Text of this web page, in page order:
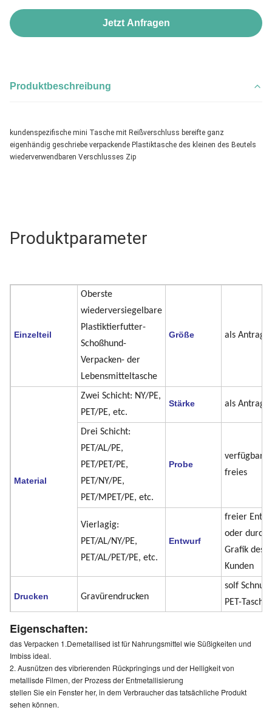
Jetzt Anfragen
Produktbeschreibung
kundenspezifische mini Tasche mit Reißverschluss bereifte ganz
eigenhändig geschriebe verpackende Plastiktasche des kleinen des Beutels
wiederverwendbaren Verschlusses Zip
Produktparameter
Einzelteil
Oberste
wiederversiegelbare
Plastiktierfutter-
Schoßhund-
Verpacken- der
Lebensmitteltasche
Größe als Antrag
Material
Zwei Schicht: NY/PE,
PET/PE, etc.
Stärke als Antrag
Drei Schicht:
PET/AL/PE,
PET/PET/PE,
PET/NY/PE,
PET/MPET/PE, etc.
Probe
verfügbar
freies
Vierlagig:
PET/AL/NY/PE,
PET/AL/PET/PE, etc.
Entwurf
freier
oder durch
Grafik des
Kunden
Drucken Gravürendrucken
solf Schnur
PET-Tasche
+ hölzern
Anwendung
Süßigkeiten u.
Imbiss
Eigenschaften:
das Verpacken 1.Demetallised ist für Nahrungsmittel wie Süßigkeiten und
Imbiss ideal.
2. Ausnützen des vibrierenden Rückpringings und der Helligkeit von
metallisde Filmen, der Prozess der Entmetallisierung
stellen Sie ein Fenster her, in dem Verbraucher das tatsächliche Produkt
sehen können.